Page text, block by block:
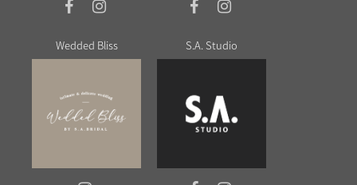
Wedded Bliss S.A. Studio